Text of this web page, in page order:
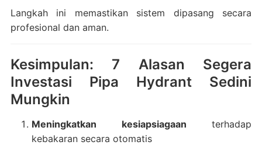
Langkah ini memastikan sistem dipasang secara
profesional dan aman.
Kesimpulan: 7 Alasan Segera
Investasi Pipa Hydrant Sedini
Mungkin
Meningkatkan kesiapsiagaan terhadap
kebakaran secara otomatis